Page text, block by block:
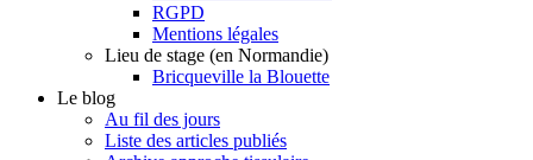
RGPD
Mentions légales
Lieu de stage (en Normandie)
Bricqueville la Blouette
Le blog
Au fil des jours
Liste des articles publiés